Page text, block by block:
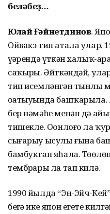
беләбеҙ…
Юлай Ғәйнетдинов.
Ойвакэ тип атала улар.
үҙҙәрендә үткән халыҡ-
саҡырҙы. Әйткәндәй,
тип исемләнгән тынлы
оҙатыуында башҡарыла.
бер нәмәһе менән дә
тишекле. Оҙонлоғо ла
сығарыу ысулы ғына
бамбуктан яһала.
тембрҙары ла тап килә.
1990 йылда “Эн-Эйч-
беҙгә ике япон егете